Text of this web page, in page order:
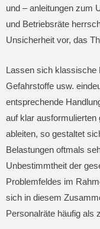
und – anleitungen zum
und Betriebsräte
Unsicherheit vor, das
Lassen sich klassische
Gefahrstoffe usw.
entsprechende
auf klar ausformulierten
ableiten, so gestaltet
Belastungen oftmals
Unbestimmtheit der
Problemfeldes im
sich in diesem
Personalräte häufig als